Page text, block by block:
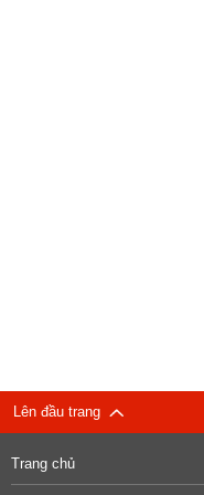
Lên đầu trang
Trang chủ